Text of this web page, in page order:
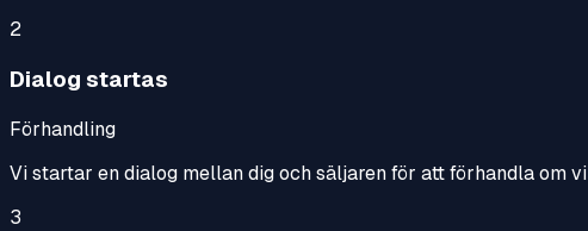
2
Dialog startas
Förhandling
Vi startar en dialog mellan dig och säljaren för att förhandla om
3